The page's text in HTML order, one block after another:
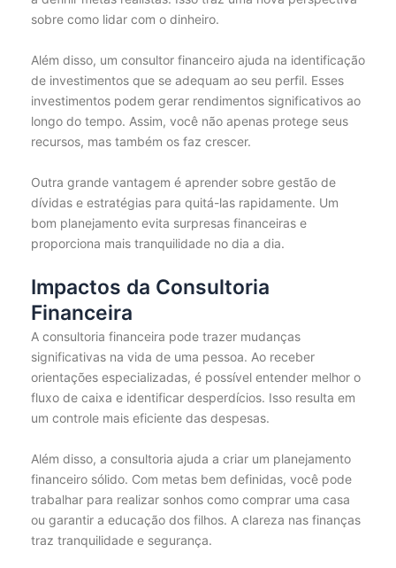
sobre como lidar com o dinheiro.
Além disso, um consultor financeiro ajuda na identificação
de investimentos que se adequam ao seu perfil. Esses
investimentos podem gerar rendimentos significativos ao
longo do tempo. Assim, você não apenas protege seus
recursos, mas também os faz crescer.
Outra grande vantagem é aprender sobre gestão de
dívidas e estratégias para quitá-las rapidamente. Um
bom planejamento evita surpresas financeiras e
proporciona mais tranquilidade no dia a dia.
Impactos da Consultoria
Financeira
A consultoria financeira pode trazer mudanças
significativas na vida de uma pessoa. Ao receber
orientações especializadas, é possível entender melhor o
fluxo de caixa e identificar desperdícios. Isso resulta em
um controle mais eficiente das despesas.
Além disso, a consultoria ajuda a criar um planejamento
financeiro sólido. Com metas bem definidas, você pode
trabalhar para realizar sonhos como comprar uma casa
ou garantir a educação dos filhos. A clareza nas finanças
traz tranquilidade e segurança.